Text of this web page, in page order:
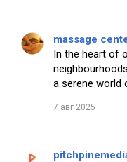
massage
In the heart of
a serene world
7 авг 2025